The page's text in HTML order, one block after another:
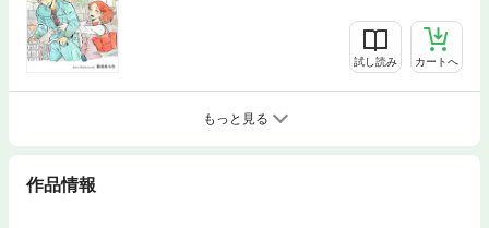
試し読み カートへ
もっと見る
作品情報